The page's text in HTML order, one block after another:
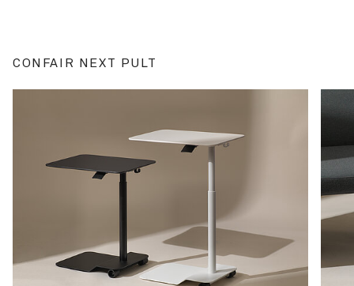
CONFAIR NEXT PULT